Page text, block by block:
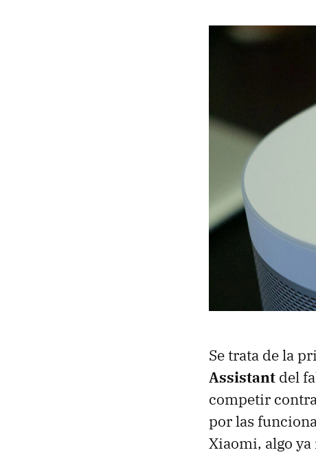
Se trata de la
Assistant del
competir
por las
Xiaomi, algo